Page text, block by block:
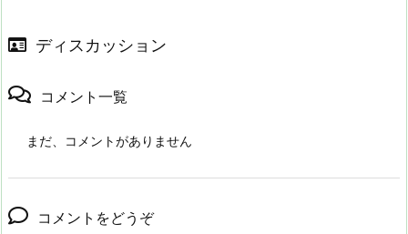
ディスカッション
コメント一覧
まだ、コメントがありません
コメントをどうぞ